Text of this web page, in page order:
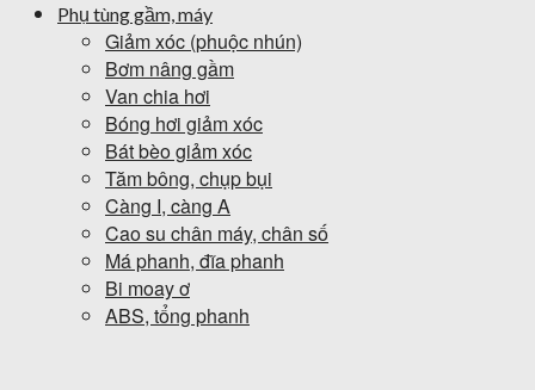
Phụ tùng gầm, máy
Giảm xóc (phuộc nhún)
Bơm nâng gầm
Van chia hơi
Bóng hơi giảm xóc
Bát bèo giảm xóc
Tăm bông, chụp bụi
Càng I, càng A
Cao su chân máy, chân số
Má phanh, đĩa phanh
Bi moay ơ
ABS, tổng phanh